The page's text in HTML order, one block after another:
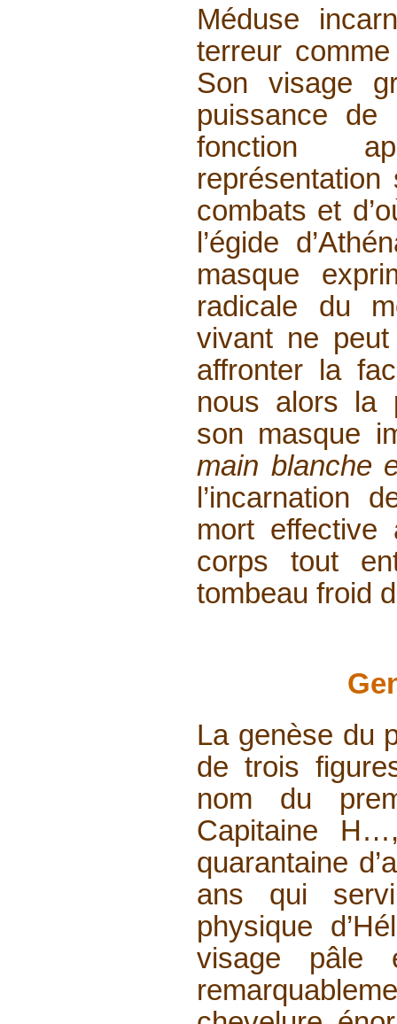
Méduse
terreur
Son visage
puissance de
fonction
combats et
l’égide
masque
radicale du
vivant ne
affronter la
nous alors la
son masque
main blanche
l’incarnation
mort
corps tout
tombeau froid
La genèse du
de trois
nom du
Capitaine
quarantaine
ans qui
physique
visage pâle